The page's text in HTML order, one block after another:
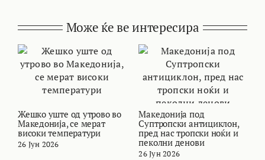
Може ќе ве интересира
Жешко уште од утрово во
Македонија, се мерат
високи температури
26 Јун 2026
Македонија под
Суптропски антициклон,
пред нас тропски ноќи и
пеколни денови
26 Јун 2026